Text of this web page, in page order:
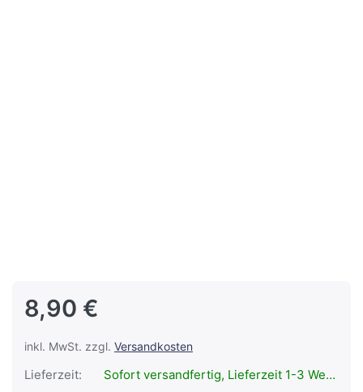
8,90 €
inkl. MwSt. zzgl. Versandkosten
Lieferzeit: Sofort versandfertig, Lieferzeit 1-3 Werktage.